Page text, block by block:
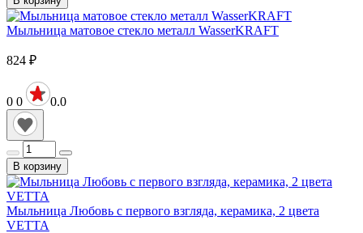
Мыльница матовое стекло металл WasserKRAFT
824 ₽
0 0 0.0
В корзину
Мыльница Любовь с первого взгляда, керамика, 2 цвета
VETTA